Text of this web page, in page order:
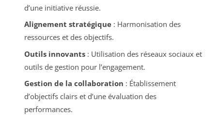
d’une initiative réussie.
Alignement stratégique: Harmonisation des
ressources et des objectifs.
Outils innovants: Utilisation des réseaux sociaux et
outils de gestion pour l’engagement.
Gestion de la collaboration : Établissement
d’objectifs clairs et d’une évaluation des
performances.